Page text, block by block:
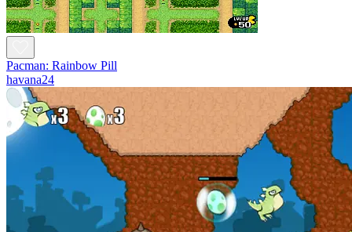
Pacman: Rainbow Pill
havana24